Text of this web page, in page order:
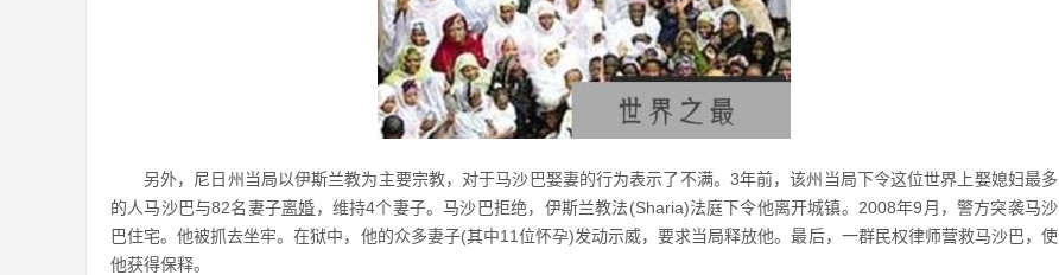
另外，尼日州当局以伊斯兰教为主要宗教，对于马沙巴娶妻的行为表示了不满。3年前，该州当局下令这位世界上娶媳妇最多
的人马沙巴与82名妻子离婚，维持4个妻子。马沙巴拒绝，伊斯兰教法(Sharia)法庭下令他离开城镇。2008年9月，警方突袭马沙
巴住宅。他被抓去坐牢。在狱中，他的众多妻子(其中11位怀孕)发动示威，要求当局释放他。最后，一群民权律师营救马沙巴，使
他获得保释。